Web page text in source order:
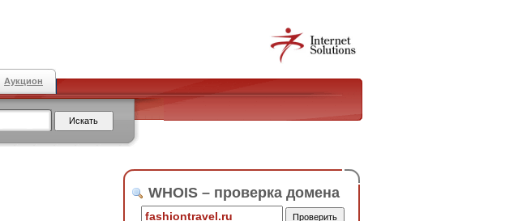
Аукцион
WHOIS – проверка домена